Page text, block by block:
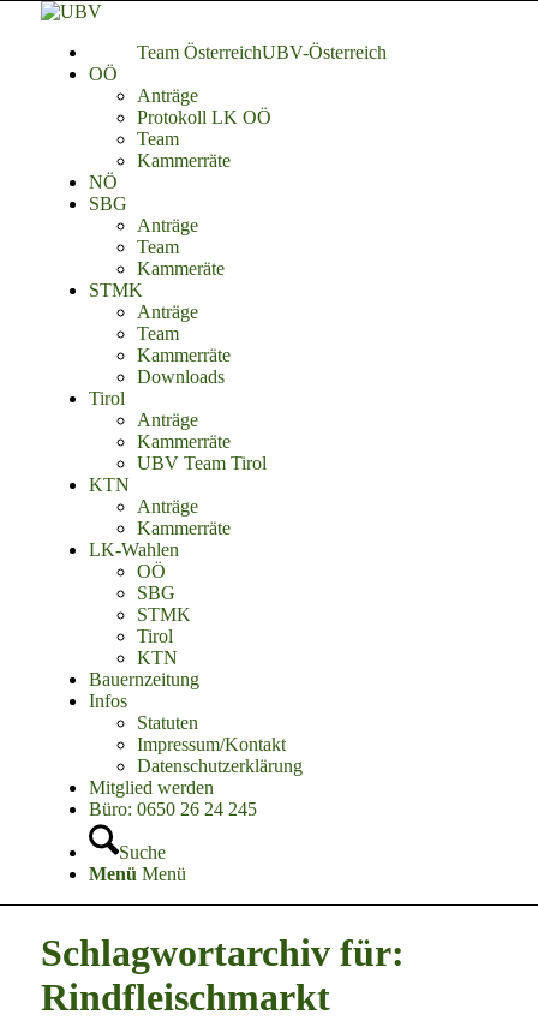
UBV-Österreich
Team Österreich
OÖ
Anträge
Protokoll LK OÖ
Team
Kammerräte
NÖ
SBG
Anträge
Team
Kammeräte
STMK
Anträge
Team
Kammerräte
Downloads
Tirol
Anträge
Kammerräte
UBV Team Tirol
KTN
Anträge
Kammerräte
LK-Wahlen
OÖ
SBG
STMK
Tirol
KTN
Bauernzeitung
Infos
Statuten
Impressum/Kontakt
Datenschutzerklärung
Mitglied werden
Büro: 0650 26 24 245
Suche
Menü Menü
Schlagwortarchiv für:
Rindfleischmarkt